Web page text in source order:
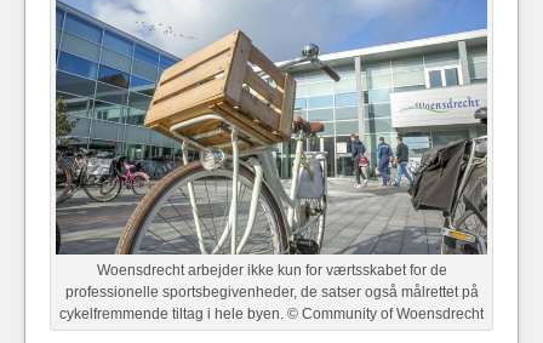
Woensdrecht arbejder ikke kun for værtsskabet for de
professionelle sportsbegivenheder, de satser også målrettet på
cykelfremmende tiltag i hele byen. © Community of Woensdrecht